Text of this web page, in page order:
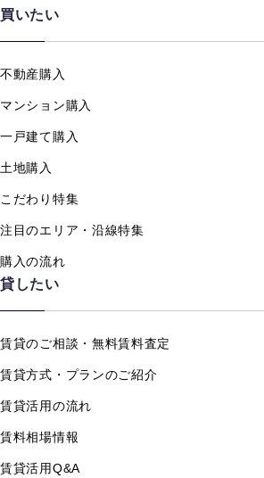
買いたい
不動産購入
マンション購入
一戸建て購入
土地購入
こだわり特集
注目のエリア・沿線特集
購入の流れ
貸したい
賃貸のご相談・無料賃料査定
賃貸方式・プランのご紹介
賃貸活用の流れ
賃料相場情報
賃貸活用Q&A